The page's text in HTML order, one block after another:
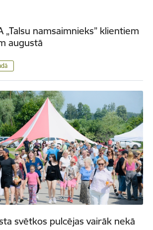
„Talsu namsaimnieks” klientiem
augustā
svētkos pulcējas vairāk nekā